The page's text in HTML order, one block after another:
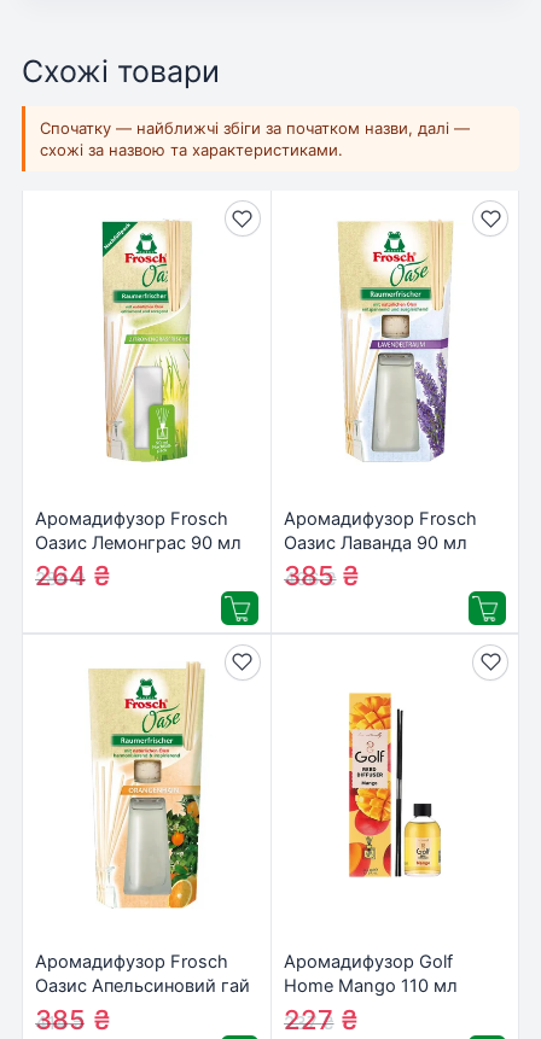
Схожі товари
Спочатку — найближчі збіги за початком назви, далі —
схожі за назвою та характеристиками.
Аромадифузор Frosch
Оазис Лемонграс 90 мл
(запаска)
(4001499116896)
284₴
264 ₴
Аромадифузор Frosch
Оазис Лаванда 90 мл
(4001499185519)
406₴
385₴
Аромадифузор Frosch
Оазис Апельсиновий гай
90 мл (4001499180842)
414₴
385 ₴
Аромадифузор Golf
Home Mango 110 мл
(8697405607921)
237₴
227 ₴